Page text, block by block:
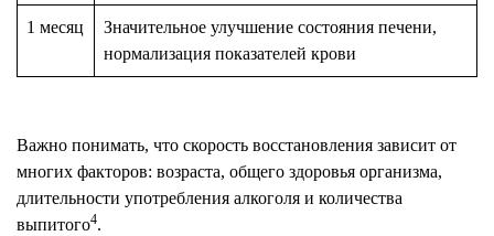
1 месяц
Значительное улучшение состояния печени,
нормализация показателей крови
Важно понимать, что скорость восстановления зависит от
многих факторов: возраста, общего здоровья организма,
длительности употребления алкоголя и количества
выпитого4.